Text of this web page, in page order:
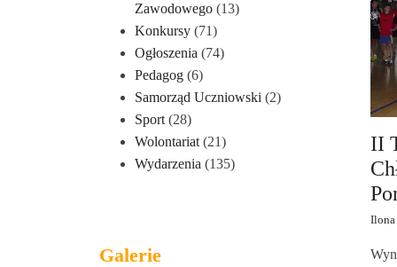
Zawodowego (13)
Konkursy (71)
Ogłoszenia (74)
Pedagog (6)
Samorząd Uczniowski (2)
Sport (28)
Wolontariat (21)
Wydarzenia (135)
Galerie
II
Ilona